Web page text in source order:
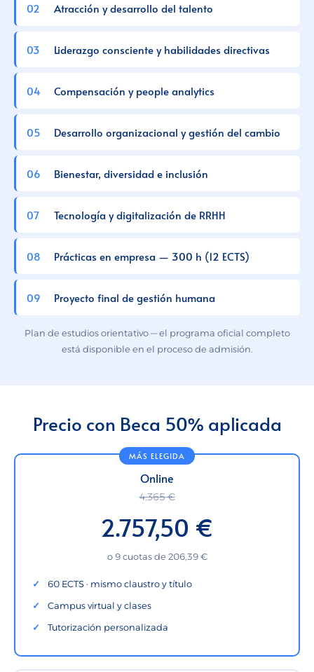
Atracción y desarrollo del talento
Liderazgo consciente y habilidades directivas
Compensación y people analytics
Desarrollo organizacional y gestión del cambio
Bienestar, diversidad e inclusión
Tecnología y digitalización de RRHH
Prácticas en empresa — 300 h (12 ECTS)
Proyecto final de gestión humana
Plan de estudios orientativo — el programa oficial completo
está disponible en el proceso de admisión.
Precio con Beca 50% aplicada
Online
4.365 €
2.757,50 €
o 9 cuotas de 206,39 €
60 ECTS · mismo claustro y título
Campus virtual y clases
Tutorización personalizada